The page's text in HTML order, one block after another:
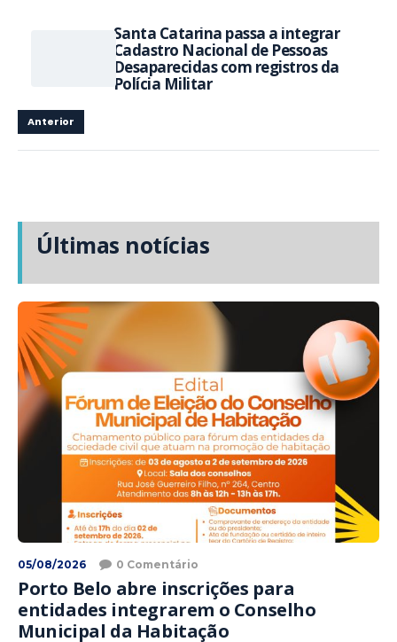
Santa Catarina passa a integrar
Cadastro Nacional de Pessoas
Desaparecidas com registros da
Polícia Militar
Anterior
Últimas notícias
05/08/2026 0 Comentário
Porto Belo abre inscrições para
entidades integrarem o Conselho
Municipal da Habitação